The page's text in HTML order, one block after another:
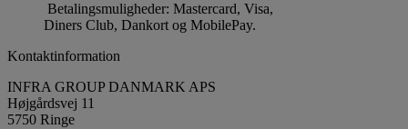
Betalingsmuligheder: Mastercard, Visa,
Diners Club, Dankort og MobilePay.
Kontaktinformation
INFRA GROUP DANMARK APS
Højgårdsvej 11
5750 Ringe